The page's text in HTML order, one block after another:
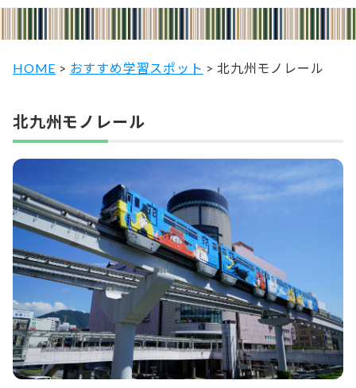
HOME > おすすめ学習スポット >北九州モノレール
北九州モノレール